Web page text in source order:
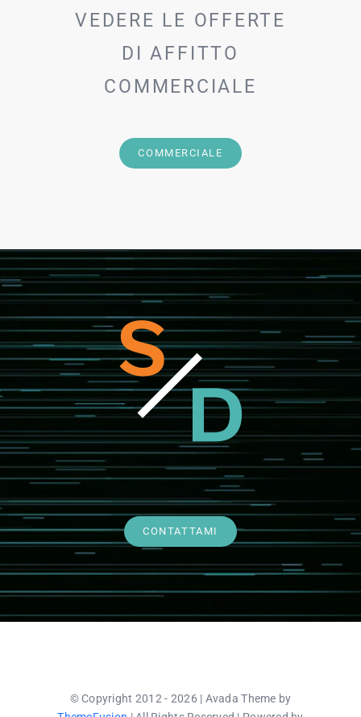
VEDERE LE OFFERTE
DI AFFITTO
COMMERCIALE
COMMERCIALE
CONTATTAMI
© Copyright 2012 - 2026 | Avada Theme by